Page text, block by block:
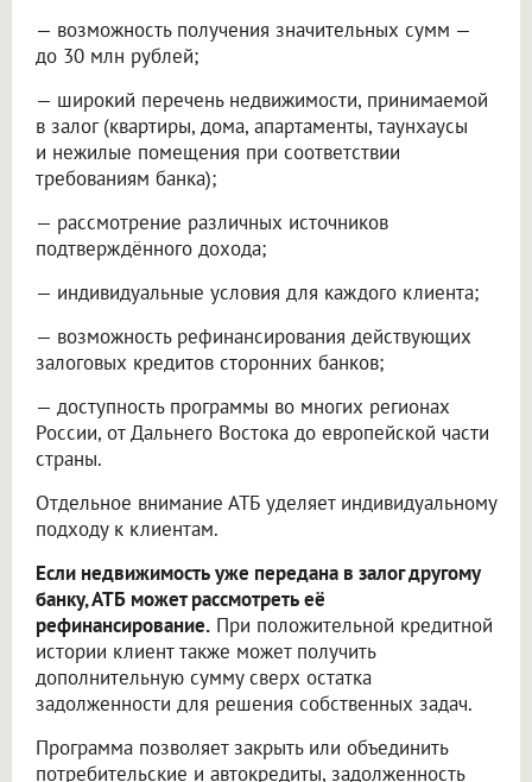
— возможность получения значительных сумм —
до 30 млн рублей;
— широкий перечень недвижимости, принимаемой
в залог (квартиры, дома, апартаменты, таунхаусы
и нежилые помещения при соответствии
требованиям банка);
— рассмотрение различных источников
подтверждённого дохода;
— индивидуальные условия для каждого клиента;
— возможность рефинансирования действующих
залоговых кредитов сторонних банков;
— доступность программы во многих регионах
России, от Дальнего Востока до европейской части
страны.
Отдельное внимание АТБ уделяет индивидуальному
подходу к клиентам.
Если недвижимость уже передана в залог другому
банку, АТБ может рассмотреть её
рефинансирование. При положительной кредитной
истории клиент также может получить
дополнительную сумму сверх остатка
задолженности для решения собственных задач.
Программа позволяет закрыть или объединить
потребительские и автокредиты, задолженность